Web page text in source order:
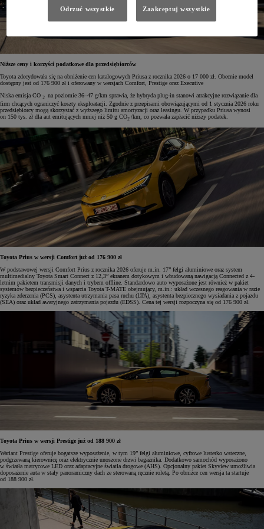
Niższe ceny i korzyści podatkowe dla przedsiębiorców
Toyota zdecydowała się na obniżenie cen katalogowych Priusa z rocznika 2026 o 17 000 zł. Obecnie model
dostępny jest od 176 900 zł i oferowany w wersjach Comfort, Prestige oraz Executive
Niska emisja CO 2 na poziomie 36–47 g/km sprawia, że hybryda plug-in stanowi atrakcyjne rozwiązanie dla
firm chcących ograniczyć koszty eksploatacji. Zgodnie z przepisami obowiązującymi od 1 stycznia 2026 roku
przedsiębiorcy mogą skorzystać z wyższego limitu amortyzacji oraz leasingu. W przypadku Priusa wynosi
on 150 tys. zł dla aut emitujących mniej niż 50 g CO2 /km, co pozwala zapłacić niższy podatek.
Toyota Prius w wersji Comfort już od 176 900 zł
W podstawowej wersji Comfort Prius z rocznika 2026 oferuje m.in. 17” felgi aluminiowe oraz system
multimedialny Toyota Smart Connect z 12,3” ekranem dotykowym i wbudowaną nawigacją Connected z 4-
letnim pakietem transmisji danych i trybem offline. Standardowo auto wyposażone jest również w pakiet
systemów bezpieczeństwa i wsparcia Toyota T-MATE obejmujący, m.in.: układ wczesnego reagowania w razie
ryzyka zderzenia (PCS), asystenta utrzymania pasa ruchu (LTA), asystenta bezpiecznego wysiadania z pojazdu
(SEA) oraz układ awaryjnego zatrzymania pojazdu (EDSS). Cena tej wersji rozpoczyna się od 176 900 zł.
Toyota Prius w wersji Prestige już od 188 900 zł
Wariant Prestige oferuje bogatsze wyposażenie, w tym 19” felgi aluminiowe, cyfrowe lusterko wsteczne,
podgrzewaną kierownicę oraz elektrycznie unoszone drzwi bagażnika. Dodatkowo samochód wyposażono
w światła matrycowe LED oraz adaptacyjne światła drogowe (AHS). Opcjonalny pakiet Skyview umożliwia
doposażenie auta w stały panoramiczny dach ze sterowaną ręcznie roletą. Po obniżce cen wersja ta startuje
od 188 900 zł.
Odrzuć wszystkie Zaakceptuj wszystkie